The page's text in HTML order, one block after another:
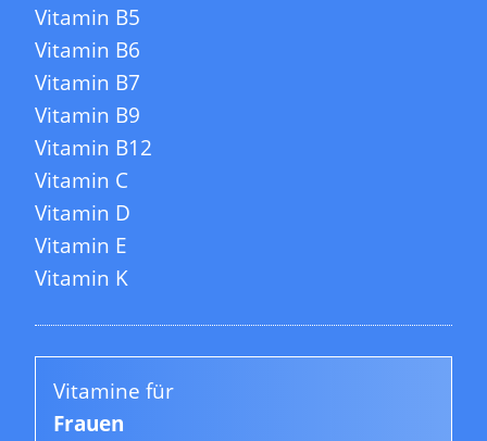
Vitamin B5
Vitamin B6
Vitamin B7
Vitamin B9
Vitamin B12
Vitamin C
Vitamin D
Vitamin E
Vitamin K
Vitamine für
Frauen